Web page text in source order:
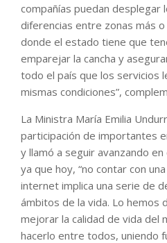
compañías puedan desplegar
diferencias entre zonas más o
donde el estado tiene que
emparejar la cancha y
todo el país que los servicios
mismas condiciones”,
La Ministra María Emilia
participación de importantes
y llamó a seguir avanzando
ya que hoy, “no contar con
internet implica una serie de
ámbitos de la vida. Lo hemos
mejorar la calidad de vida del
hacerlo entre todos, uniendo